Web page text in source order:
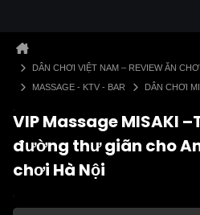
DÂN CHƠI VIỆT NAM – REVIEW ĂN
MASSAGE - KTV - BAR
DÂN CHƠI
VIP Massage MISAKI
đường thư giãn cho
chơi Hà Nội